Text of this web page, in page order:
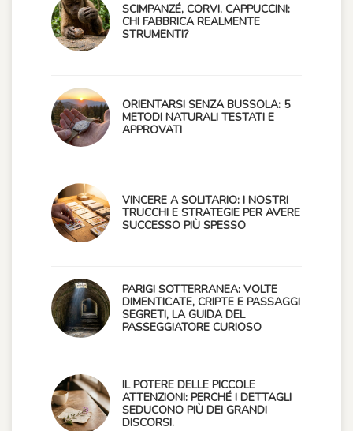
SCIMPANZÉ, CORVI, CAPPUCCINI:
CHI FABBRICA REALMENTE
STRUMENTI?
ORIENTARSI SENZA BUSSOLA: 5
METODI NATURALI TESTATI E
APPROVATI
VINCERE A SOLITARIO: I NOSTRI
TRUCCHI E STRATEGIE PER AVERE
SUCCESSO PIÙ SPESSO
PARIGI SOTTERRANEA: VOLTE
DIMENTICATE, CRIPTE E PASSAGGI
SEGRETI, LA GUIDA DEL
PASSEGGIATORE CURIOSO
IL POTERE DELLE PICCOLE
ATTENZIONI: PERCHÉ I DETTAGLI
SEDUCONO PIÙ DEI GRANDI
DISCORSI.